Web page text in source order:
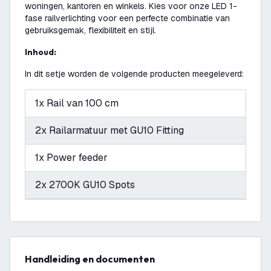
woningen, kantoren en winkels. Kies voor onze LED 1-
fase railverlichting voor een perfecte combinatie van
gebruiksgemak, flexibiliteit en stijl.
Inhoud:
In dit setje worden de volgende producten meegeleverd:
1x Rail van 100 cm
2x Railarmatuur met GU10 Fitting
1x Power feeder
2x 2700K GU10 Spots
Handleiding en documenten